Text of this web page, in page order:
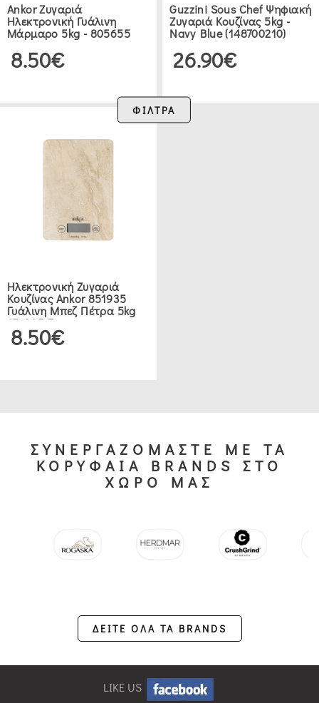
Ankor Ζυγαριά
Ηλεκτρονική Γυάλινη
Μάρμαρο 5kg - 805655
8.50€
Guzzini Sous Chef Ψηφιακή
Ζυγαριά Κουζίνας 5kg -
Navy Blue (148700210)
26.90€
Ηλεκτρονική Ζυγαριά
Κουζίνας Ankor 851935
Γυάλινη Μπεζ Πέτρα 5kg
15x21,5 Εκ.
8.50€
ΦΙΛΤΡΑ
ΣΥΝΕΡΓΑΖΟΜΑΣΤΕ ΜΕ ΤΑ
ΚΟΡΥΦΑΙΑ BRANDS ΣΤΟ
ΧΩΡΟ ΜΑΣ
ΔΕΙΤΕ ΟΛΑ ΤΑ BRANDS
LIKE US